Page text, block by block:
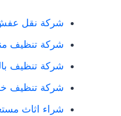
شركة نقل
شركة تنظيف
شركة تنظيف
شركة تنظيف
شراء اثاث